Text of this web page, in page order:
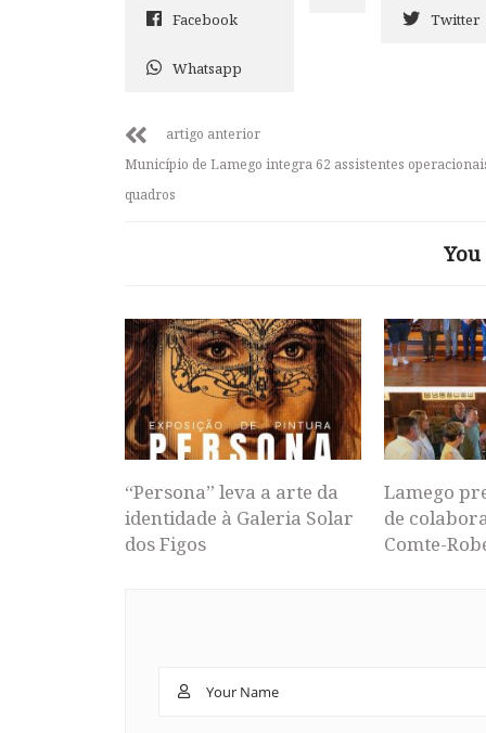
Facebook Twitter
Whatsapp
artigo anterior
Município de Lamego integra 62 assistentes
quadros
“Persona” leva a arte da
identidade à Galeria Solar
dos Figos
Lamego
de
Comte-